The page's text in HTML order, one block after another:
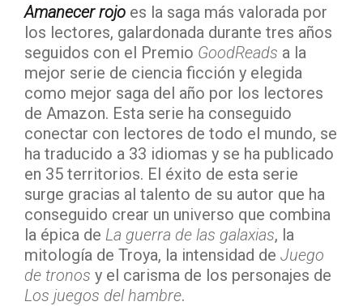
Amanecer rojo es la saga más valorada por
los lectores, galardonada durante tres años
seguidos con el Premio GoodReads a la
mejor serie de ciencia ficción y elegida
como mejor saga del año por los lectores
de Amazon. Esta serie ha conseguido
conectar con lectores de todo el mundo, se
ha traducido a 33 idiomas y se ha publicado
en 35 territorios. El éxito de esta serie
surge gracias al talento de su autor que ha
conseguido crear un universo que combina
la épica de La guerra de las galaxias, la
mitología de Troya, la intensidad de Juego
de tronos y el carisma de los personajes de
Los juegos del hambre.